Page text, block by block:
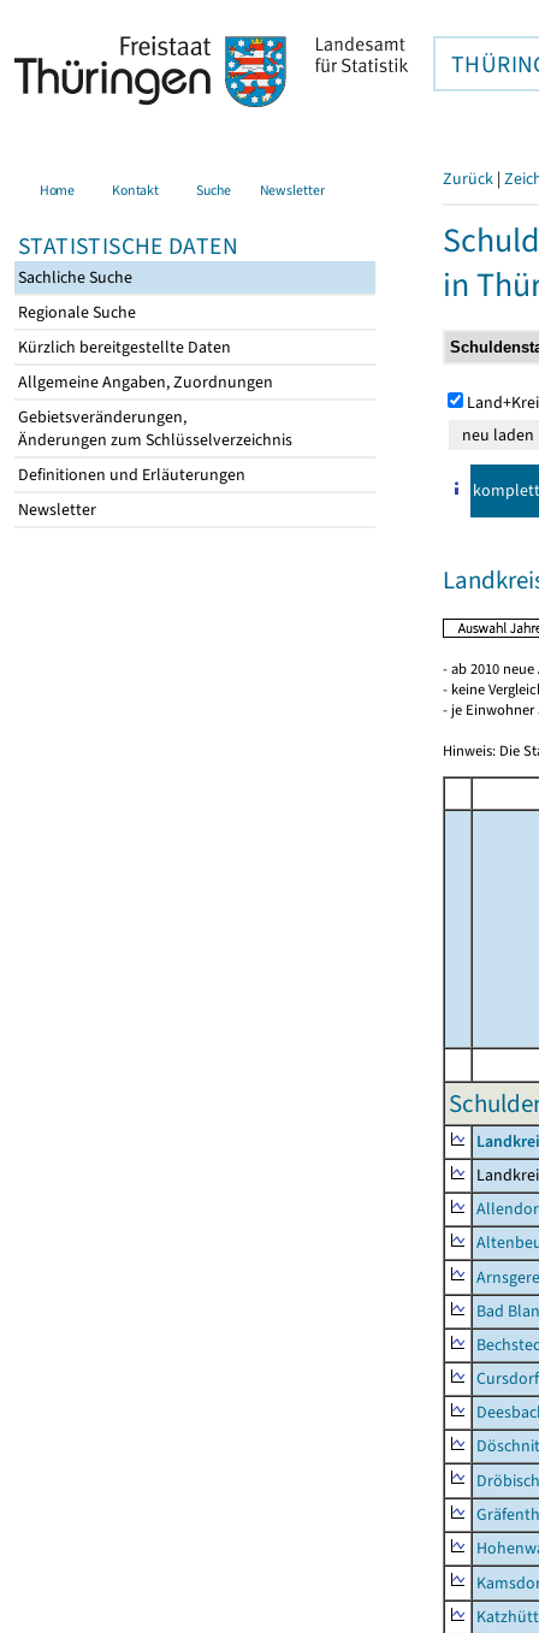
Home Kontakt Suche Newsletter
STATISTISCHE DATEN
Sachliche Suche
Regionale Suche
Kürzlich bereitgestellte Daten
Allgemeine Angaben, Zuordnungen
Gebietsveränderungen,
Änderungen zum Schlüsselverzeichnis
Definitionen und Erläuterungen
Newsletter
Zurück |
in
komplett
- ab 2010
- keine
- je Einwohner
Hinweis: Die
Bad
Cursdorf